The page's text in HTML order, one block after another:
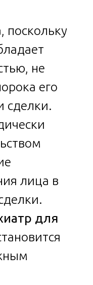
поскольку
не
его
сделки.
лица в
для